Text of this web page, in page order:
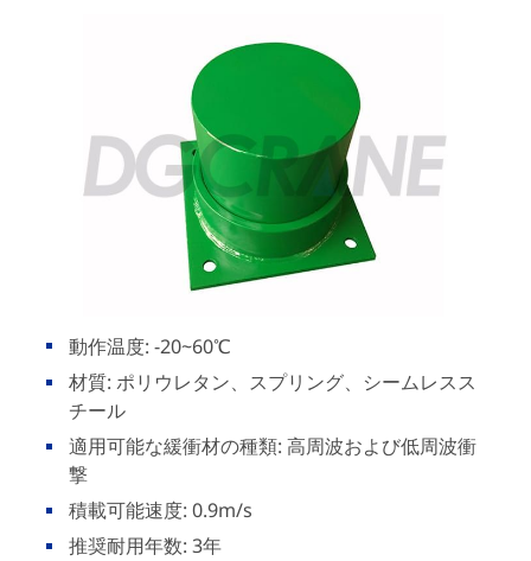
動作温度: -20~60℃
材質: ポリウレタン、スプリング、シームレスス
チール
適用可能な緩衝材の種類: 高周波および低周波衝
撃
積載可能速度: 0.9m/s
推奨耐用年数: 3年